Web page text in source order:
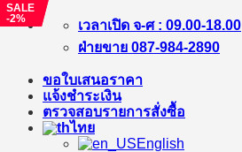
ข้าม
เนื้อหา
เวลาเปิด จ-ศ : 09.00-18.00
ฝ่ายขาย 087-984-2890
ขอใบเสนอราคา
แจ้งชำระเงิน
ตรวจสอบรายการสั่งซื้อ
ไทย
English
SALE
-2%
SALE
-%